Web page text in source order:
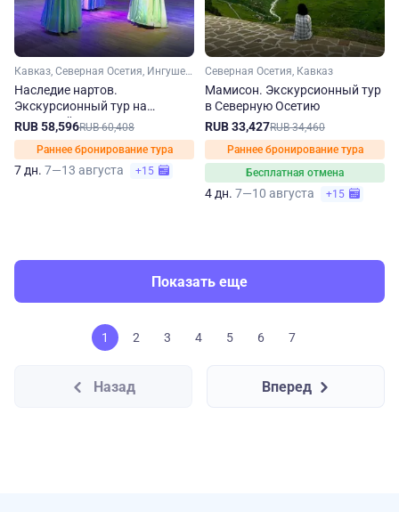
Кавказ, Северная Осетия, Ингушетия, Кабардино-Балкария, Чечня
Наследие нартов.
Экскурсионный тур на
Северный Кавказ
RUB 58,596RUB 60,408
Раннее бронирование тура
7 дн. 7—13 августа +15
Северная Осетия, Кавказ
Мамисон. Экскурсионный тур
в Северную Осетию
RUB 33,427RUB 34,460
Раннее бронирование тура
Бесплатная отмена
4 дн. 7—10 августа +15
Показать еще
1 2 3 4 5 6 7
Назад Вперед